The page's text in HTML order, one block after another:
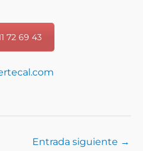
72 69 43
Entrada siguiente →